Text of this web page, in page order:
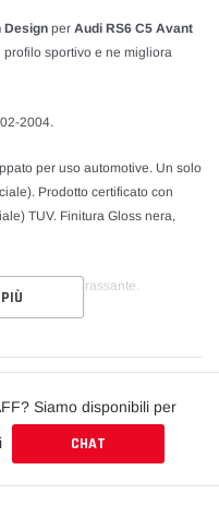
Design per Audi RS6 C5 Avant
sportivo e ne migliora
2004.
per uso automotive. Un solo
Prodotto certificato con
TUV. Finitura Gloss nera,
e panno sgrassante.
comprende viti, bulloni e
di personale esperto.
Siamo disponibili per
CHAT